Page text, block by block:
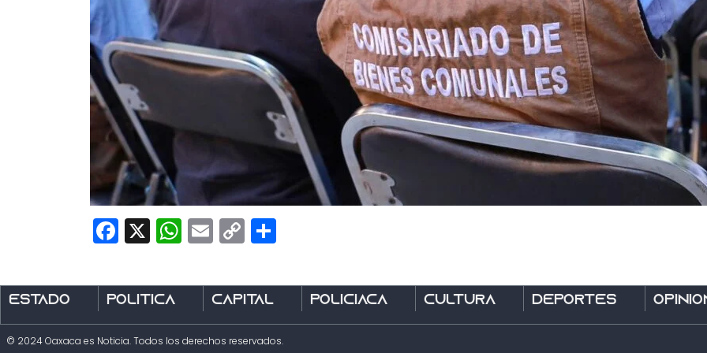
Facebook
X WhatsApp
Email
Copy
Link
Estado Política Capital Policíaca Cultura Deportes
© 2024 Oaxaca es Noticia. Todos los derechos reservados.